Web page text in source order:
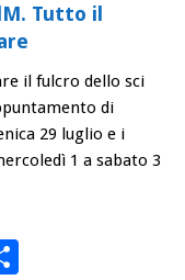
Tutto il
il fulcro dello sci
di
29 luglio e i
1 a sabato 3